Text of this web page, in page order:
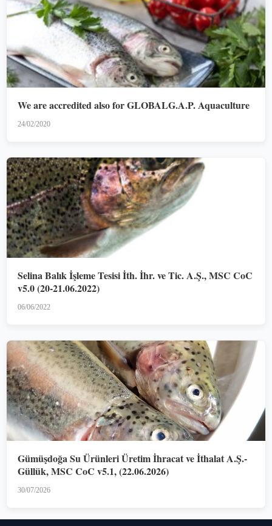
We are accredited also for GLOBALG.A.P. Aquaculture
24/02/2020
Selina Balık İşleme Tesisi İth. İhr. ve Tic. A.Ş., MSC CoC
v5.0 (20-21.06.2022)
06/06/2022
Gümüşdoğa Su Ürünleri Üretim İhracat ve İthalat A.Ş.-
Güllük, MSC CoC v5.1, (22.06.2026)
30/07/2026